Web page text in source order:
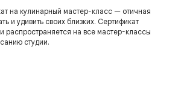
на кулинарный мастер-класс — отичная
и удивить своих близких. Сертификат
распространяется на все мастер-классы
студии.